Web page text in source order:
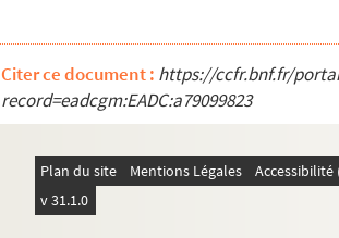
Citer ce document : https://ccfr.bnf.fr/
record=eadcgm:EADC:a79099823
Plan du site Mentions Légales
v 31.1.0